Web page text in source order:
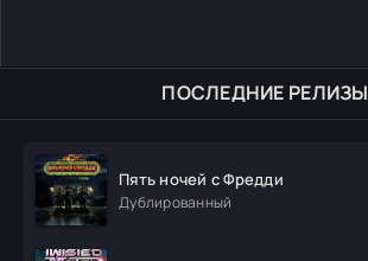
ПОСЛЕДНИЕ РЕЛИЗЫ
Пять ночей с Фредди
Дублированный